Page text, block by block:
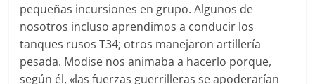
pequeñas incursiones en grupo. Algunos de
nosotros incluso aprendimos a conducir los
tanques rusos T34; otros manejaron artillería
pesada. Modise nos animaba a hacerlo porque,
según él,«las fuerzas guerrilleras se apoderarían